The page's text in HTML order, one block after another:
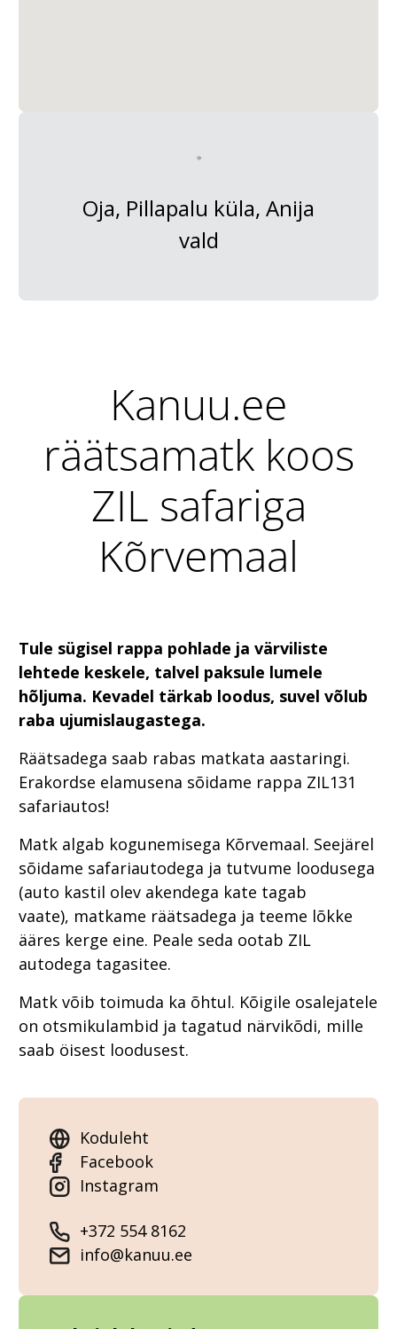
Oja, Pillapalu küla, Anija
vald
Kanuu.ee
räätsamatk koos
ZIL safariga
Kõrvemaal
Tule sügisel rappa pohlade ja värviliste
lehtede keskele, talvel paksule lumele
hõljuma. Kevadel tärkab loodus, suvel võlub
raba ujumislaugastega.
Räätsadega saab rabas matkata aastaringi.
Erakordse elamusena sõidame rappa ZIL131
safariautos!
Matk algab kogunemisega Kõrvemaal. Seejärel
sõidame safariautodega ja tutvume loodusega
(auto kastil olev akendega kate tagab
vaate), matkame räätsadega ja teeme lõkke
ääres kerge eine. Peale seda ootab ZIL
autodega tagasitee.
Matk võib toimuda ka õhtul. Kõigile osalejatele
on otsmikulambid ja tagatud närvikõdi, mille
saab öisest loodusest.
Koduleht
Facebook
Instagram
+372 554 8162
info@kanuu.ee